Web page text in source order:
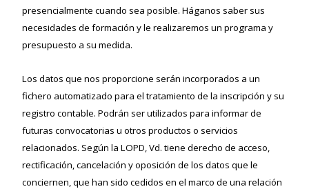
presencialmente cuando sea posible. Háganos saber sus
necesidades de formación y le realizaremos un programa y
presupuesto a su medida.
Los datos que nos proporcione serán incorporados a un
fichero automatizado para el tratamiento de la inscripción y su
registro contable. Podrán ser utilizados para informar de
futuras convocatorias u otros productos o servicios
relacionados. Según la LOPD, Vd. tiene derecho de acceso,
rectificación, cancelación y oposición de los datos que le
conciernen, que han sido cedidos en el marco de una relación